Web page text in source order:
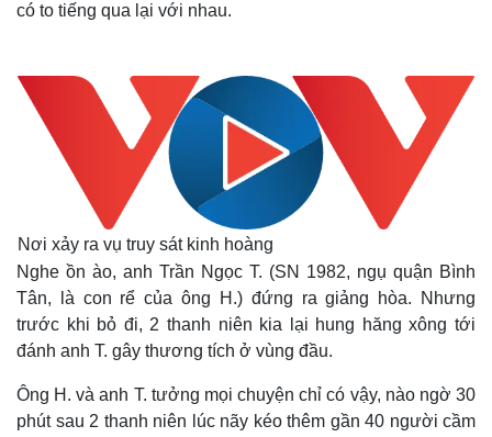
có to tiếng qua lại với nhau.
Nơi xảy ra vụ truy sát kinh hoàng
Nghe ồn ào, anh Trần Ngọc T. (SN 1982, ngụ quận Bình
Tân, là con rể của ông H.) đứng ra giảng hòa. Nhưng
trước khi bỏ đi, 2 thanh niên kia lại hung hăng xông tới
đánh anh T. gây thương tích ở vùng đầu.
Ông H. và anh T. tưởng mọi chuyện chỉ có vậy, nào ngờ 30
phút sau 2 thanh niên lúc nãy kéo thêm gần 40 người cầm